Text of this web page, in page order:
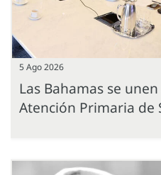
5 Ago 2026
Las Bahamas se
Atención Primaria de